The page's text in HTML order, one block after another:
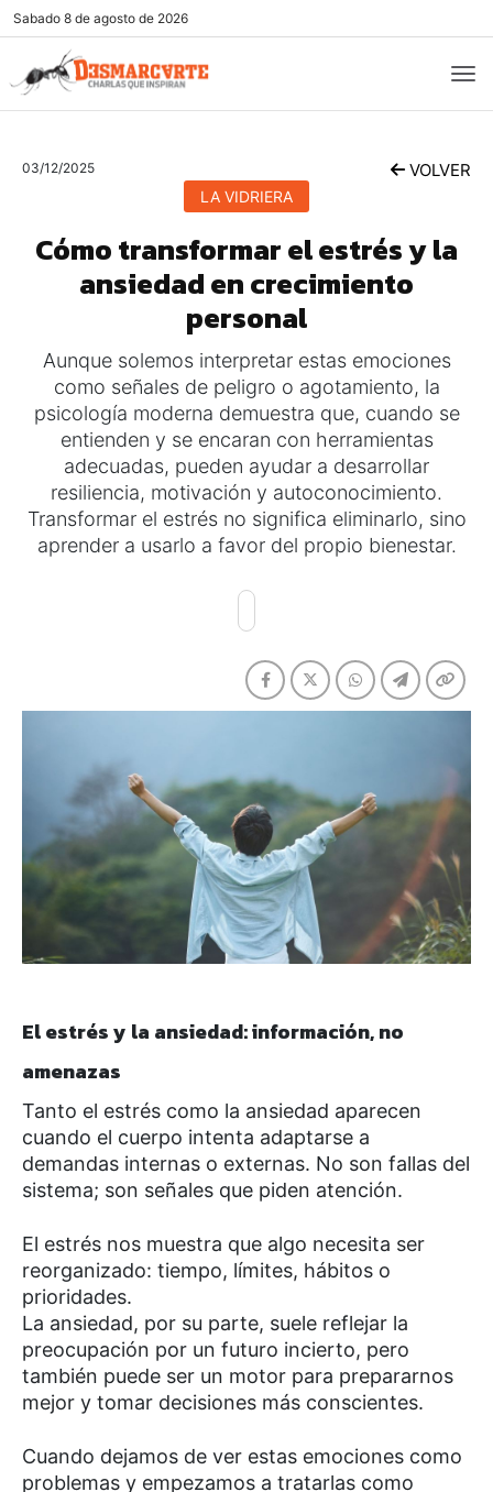
Sabado 8 de agosto de 2026
03/12/2025 VOLVER
LA VIDRIERA
Cómo transformar el estrés y la
ansiedad en crecimiento
personal
Aunque solemos interpretar estas emociones
como señales de peligro o agotamiento, la
psicología moderna demuestra que, cuando se
entienden y se encaran con herramientas
adecuadas, pueden ayudar a desarrollar
resiliencia, motivación y autoconocimiento.
Transformar el estrés no significa eliminarlo, sino
aprender a usarlo a favor del propio bienestar.
El estrés y la ansiedad: información, no
amenazas
Tanto el estrés como la ansiedad aparecen
cuando el cuerpo intenta adaptarse a
demandas internas o externas. No son fallas del
sistema; son señales que piden atención.
El estrés nos muestra que algo necesita ser
reorganizado: tiempo, límites, hábitos o
prioridades.
La ansiedad, por su parte, suele reflejar la
preocupación por un futuro incierto, pero
también puede ser un motor para prepararnos
mejor y tomar decisiones más conscientes.
Cuando dejamos de ver estas emociones como
problemas y empezamos a tratarlas como